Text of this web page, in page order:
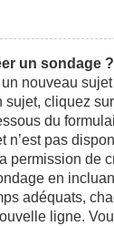
un sondage ?
nouveau
sujet, cliquez
du
n’est pas
permission de
en
adéquats,
ligne.